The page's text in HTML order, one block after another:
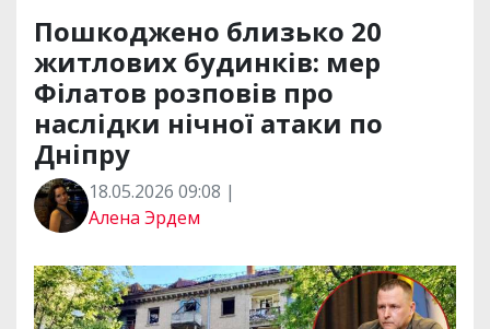
Пошкоджено близько 20
житлових будинків: мер
Філатов розповів про
наслідки нічної атаки по
Дніпру
18.05.2026 09:08 |
Алена Эрдем